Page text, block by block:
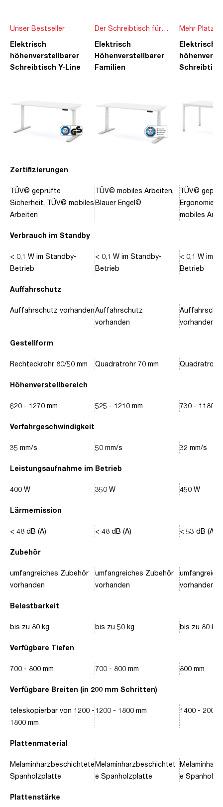
Zertifizierungen
Verbrauch im Standby
Auffahrschutz
Gestellform
Höhenverstellbereich
Verfahrgeschwindigkeit
Leistungsaufnahme im Betrieb
Lärmemission
Zubehör
Belastbarkeit
Verfügbare Tiefen
Verfügbare Breiten (in 200 mm Schritten)
Plattenmaterial
Plattenstärke
Unser Bestseller
Elektrisch
höhenverstellbarer
Schreibtisch Y-Line
TÜV© geprüfte
Sicherheit, TÜV© mobiles
Arbeiten
< 0,1 W im Standby-
Betrieb
Auffahrschutz vorhanden
Rechteckrohr 80/50 mm
620 - 1270 mm
35 mm/s
400 W
< 48 dB (A)
umfangreiches Zubehör
vorhanden
bis zu 80 kg
700 - 800 mm
teleskopierbar von 1200 -
1800 mm
Melaminharzbeschichtete
Spanholzplatte
Der Schreibtisch für
die ganze Familie
Elektrisch
Höhenverstellbarer
Familien
TÜV© mobiles Arbeiten,
Blauer Engel©
< 0,1 W im Standby-
Betrieb
Auffahrschutz
vorhanden
Quadratrohr 70 mm
525 - 1210 mm
50 mm/s
350 W
< 48 dB (A)
umfangreiches Zubehör
vorhanden
bis zu 50 kg
700 - 800 mm
1200 - 1800 mm
Melaminharzbeschichtet
e Spanholzplatte
Mehr Platz
Ideen
Elektrisch
TÜV©
Ergonomie,
mobiles
< 0,1 W im
Betrieb
vorhanden
Quadratrohr
730 - 1180
32 mm/s
450 W
< 53 dB (A)
vorhanden
bis zu 80 kg
800 mm
1400 - 2000
e